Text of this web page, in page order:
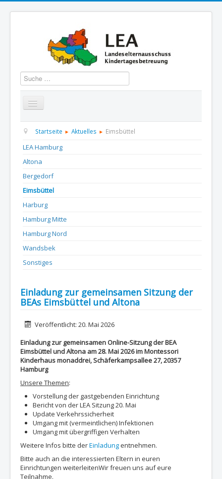
Suchen
Startseite Über uns Aktuelles
Informationen
Kontakt
Startseite Aktuelles Eimsbüttel
LEA Hamburg
Altona
Bergedorf
Eimsbüttel
Harburg
Hamburg Mitte
Hamburg Nord
Wandsbek
Sonstiges
Einladung zur gemeinsamen Sitzung der
BEAs Eimsbüttel und Altona
DetailsVeröffentlicht: 20. Mai 2026
Einladung zur gemeinsamen Online-Sitzung der BEA
Eimsbüttel und Altona am 28. Mai 2026 im Montessori
Kinderhaus monaddrei, Schäferkampsallee 27, 20357
Hamburg
Unsere Themen:
Vorstellung der gastgebenden Einrichtung
Bericht von der LEA Sitzung 20. Mai
Update Verkehrssicherheit
Umgang mit (vermeintlichen) Infektionen
Umgang mit übergriffigen Verhalten
Weitere Infos bitte derEinladungentnehmen.
Bitte auch an die interessierten Eltern in euren
Einrichtungen weiterleitenWir freuen uns auf eure
Teilnahme.